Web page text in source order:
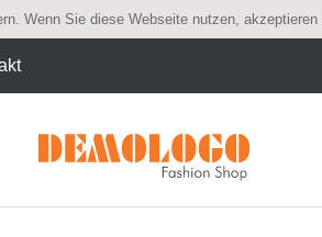
Wenn Sie diese Webseite nutzen,